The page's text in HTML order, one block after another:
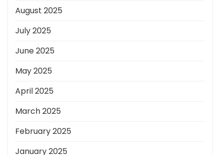
August 2025
July 2025
June 2025
May 2025
April 2025
March 2025
February 2025
January 2025